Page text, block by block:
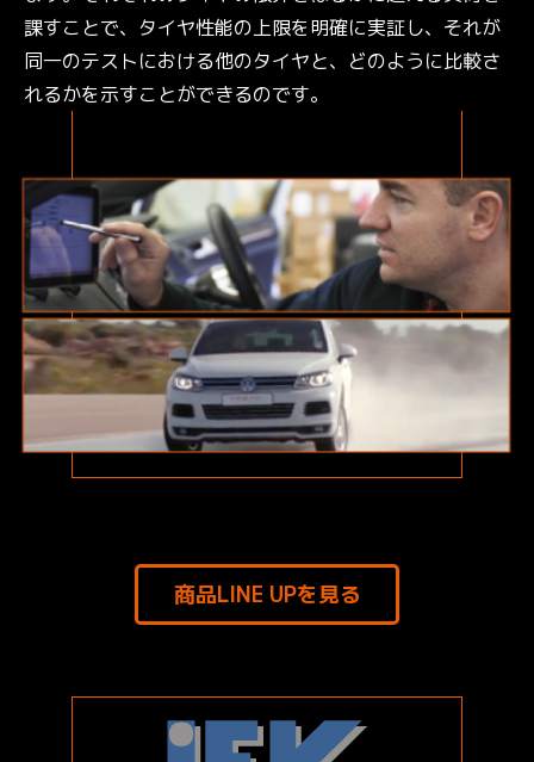
課すことで、タイヤ性能の上限を明確に実証し、それが
同一のテストにおける他のタイヤと、どのように比較さ
れるかを示すことができるのです。
商品LINE UPを見る